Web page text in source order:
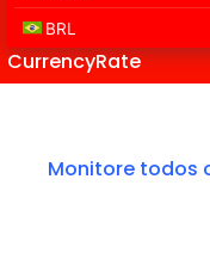
CurrencyRate
Monitore todos